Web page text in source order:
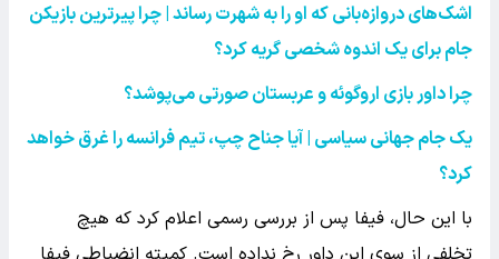
اشک‌های دروازه‌بانی که او را به شهرت رساند | چرا پیرترین بازیکن
جام برای یک اندوه شخصی گریه کرد؟
چرا داور بازی اروگوئه و عربستان صورتی می‌پوشد؟
یک جام جهانی سیاسی | آیا جناح چپ، تیم فرانسه را غرق خواهد
کرد؟
با این حال، فیفا پس از بررسی رسمی اعلام کرد که هیچ